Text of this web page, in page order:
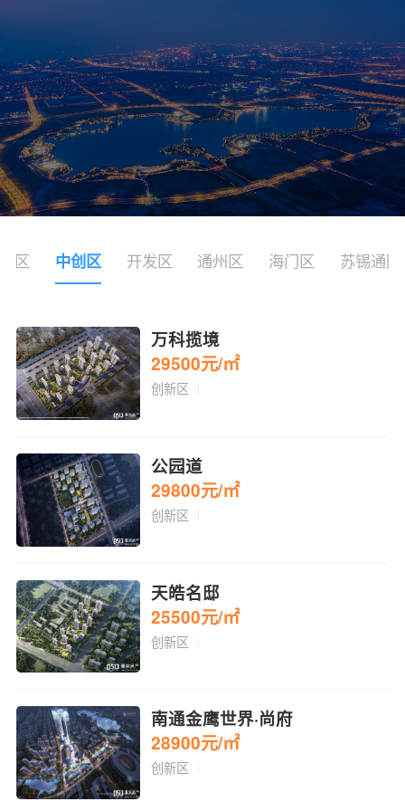
区 中创区 开发区 通州区 海门区 苏锡通
万科揽境
29500元/㎡
创新区
公园道
29800元/㎡
创新区
天皓名邸
25500元/㎡
创新区
南通金鹰世界·尚府
28900元/㎡
创新区